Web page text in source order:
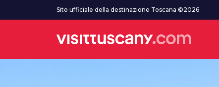
Vai al contenuto principaleSito ufficiale della destinazione Toscana ©2026